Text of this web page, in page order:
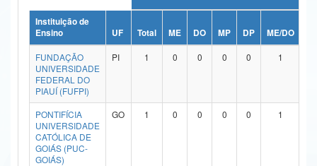
Ministério da Ciência, Tecnologia, Inovações e Comunicações
Ministério do Meio Ambiente
Ministério do Turismo
Ministério do Desenvolvimento Regional
Controladoria-Geral da União
Ministério da Mulher, da Família e dos Direitos Humanos
Instituição de
Ensino
UF Total ME DO MP DP ME/DO
FUNDAÇÃO
UNIVERSIDADE
FEDERAL DO
PIAUÍ (FUFPI)
PI 1 0 0 0 0 1
PONTIFÍCIA
UNIVERSIDADE
CATÓLICA DE
GOIÁS (PUC-
GOIÁS)
GO 1 0 0 0 0 1